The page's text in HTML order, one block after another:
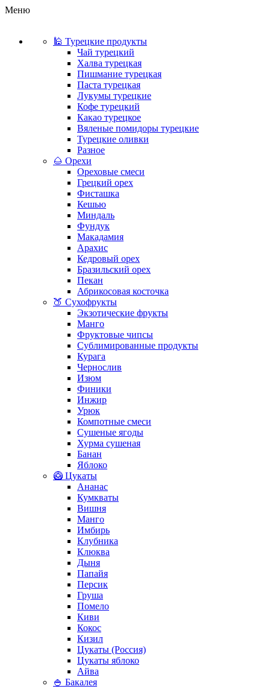
Меню
🕌 Турецкие продукты
Чай турецкий
Халва турецкая
Пишмание турецкая
Паста турецкая
Лукумы турецкие
Кофе турецкий
Какао турецкое
Вяленые помидоры турецкие
Турецкие оливки
Разное
🌰 Орехи
Ореховые смеси
Грецкий орех
Фисташка
Кешью
Миндаль
Фундук
Макадамия
Арахис
Кедровый орех
Бразильский орех
Пекан
Абрикосовая косточка
🍑 Сухофрукты
Экзотические фрукты
Манго
Фруктовые чипсы
Сублимированные продукты
Курага
Чернослив
Изюм
Финики
Инжир
Урюк
Компотные смеси
Сушеные ягоды
Хурма сушеная
Банан
Яблоко
🥝 Цукаты
Ананас
Кумкваты
Вишня
Манго
Имбирь
Клубника
Клюква
Дыня
Папайя
Персик
Груша
Помело
Киви
Кокос
Кизил
Цукаты (Россия)
Цукаты яблоко
Айва
🍚 Бакалея